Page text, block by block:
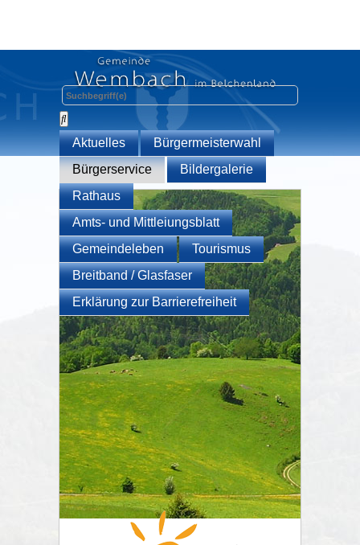
Aktuelles
Bürgermeisterwahl
Bürgerservice
Bildergalerie
Rathaus
Amts- und Mittleiungsblatt
Gemeindeleben
Tourismus
Breitband / Glasfaser
Erklärung zur Barrierefreiheit